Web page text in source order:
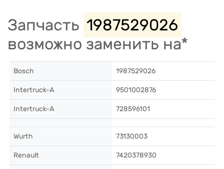
Запчасть 1987529026
возможно заменить на*
Bosch 1987529026
Intertruck-A 9501002876
Intertruck-A 728596101
Wurth 73130003
Renault 7420378930